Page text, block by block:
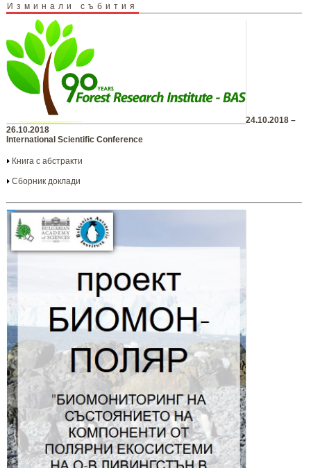
Изминали събития
24.10.2018 –
26.10.2018
International Scientific Conference
Книга с абстракти
Сборник доклади